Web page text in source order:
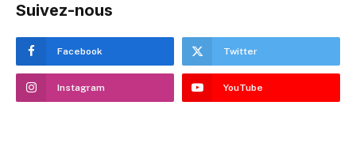
Suivez-nous
Facebook Twitter
Instagram YouTube